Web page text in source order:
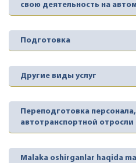
свою деятельность на
Подготовка
Другие виды услуг
Переподготовка
автотранспортной отросли
Malaka oshirganlar haqida